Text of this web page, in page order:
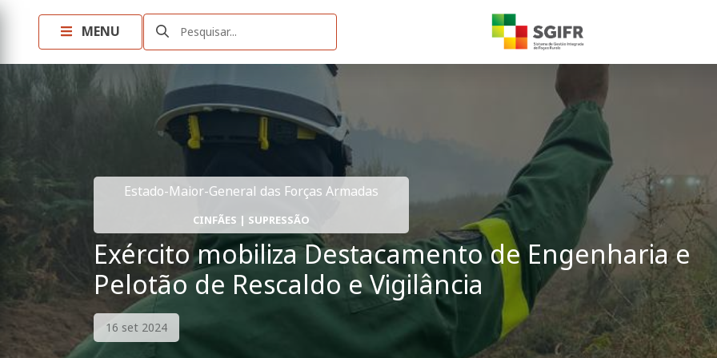
MENU Pesquisar...
Estado-Maior-General das Forças Armadas
CINFÃES | SUPRESSÃO
Exército mobiliza Destacamento de Engenharia e
Pelotão de Rescaldo e Vigilância
16 set 2024